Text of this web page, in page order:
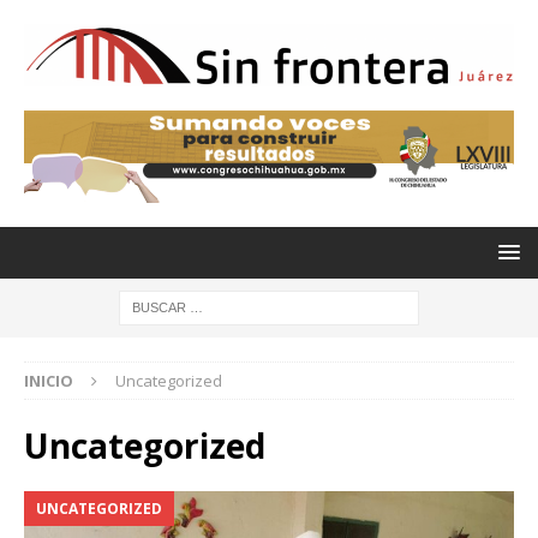
INICIO Uncategorized
Uncategorized
UNCATEGORIZED